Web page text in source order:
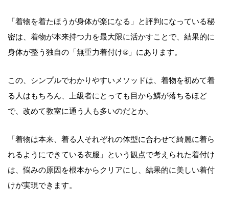
「着物を着たほうが身体が楽になる」と評判になっている秘
密は、着物が本来持つ力を最大限に活かすことで、結果的に
身体が整う独自の「無重力着付け®︎」にあります。
この、シンプルでわかりやすいメソッドは、着物を初めて着
る人はもちろん、上級者にとっても目から鱗が落ちるほど
で、改めて教室に通う人も多いのだとか。
「着物は本来、着る人それぞれの体型に合わせて綺麗に着ら
れるようにできている衣服」という観点で考えられた着付け
は、悩みの原因を根本からクリアにし、結果的に美しい着付
けが実現できます。